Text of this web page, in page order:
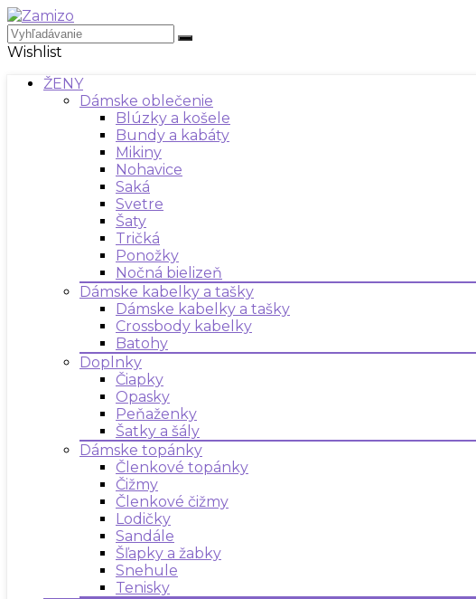
Wishlist
ŽENY
Dámske oblečenie
Blúzky a košele
Bundy a kabáty
Mikiny
Nohavice
Saká
Svetre
Šaty
Tričká
Ponožky
Nočná bielizeň
Dámske kabelky a tašky
Dámske kabelky a tašky
Crossbody kabelky
Batohy
Doplnky
Čiapky
Opasky
Peňaženky
Šatky a šály
Dámske topánky
Členkové topánky
Čižmy
Členkové čižmy
Lodičky
Sandále
Šľapky a žabky
Snehule
Tenisky